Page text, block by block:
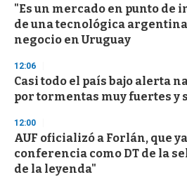
"Es un mercado en punto de
de una tecnológica argentina
negocio en Uruguay
12:06
Casi todo el país bajo alerta
por tormentas muy fuertes y
12:00
AUF oficializó a Forlán, que
conferencia como DT de la
de la leyenda"